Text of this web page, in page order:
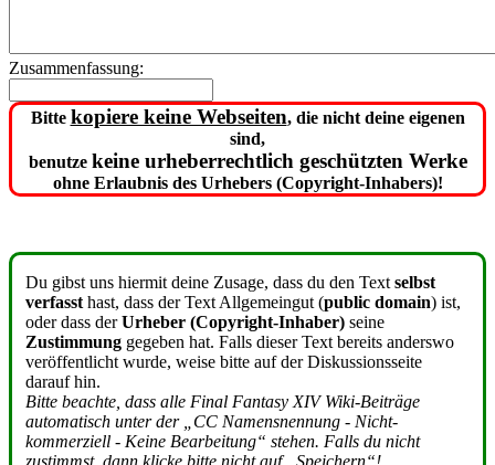
Zusammenfassung:
Bitte kopiere keine Webseiten, die nicht deine eigenen
sind,
benutze keine urheberrechtlich geschützten Werke
ohne Erlaubnis des Urhebers (Copyright-Inhabers)!
Du gibst uns hiermit deine Zusage, dass du den Text selbst
verfasst hast, dass der Text Allgemeingut (public domain) ist,
oder dass derUrheber (Copyright-Inhaber) seine
Zustimmung gegeben hat. Falls dieser Text bereits anderswo
veröffentlicht wurde, weise bitte auf der Diskussionsseite
darauf hin.
Bitte beachte, dass alle Final Fantasy XIV Wiki-Beiträge
automatisch unter der „CC Namensnennung - Nicht-
kommerziell - Keine Bearbeitung“ stehen. Falls du nicht
zustimmst, dann klicke bitte nicht auf „Speichern“!